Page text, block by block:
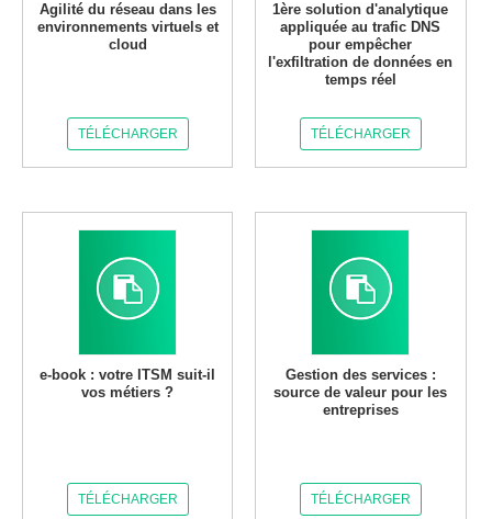
Agilité du réseau dans les
environnements virtuels et
cloud
TÉLÉCHARGER
1ère solution d'analytique
appliquée au trafic DNS
pour empêcher
l'exfiltration de données en
temps réel
TÉLÉCHARGER
e-book : votre ITSM suit-il
vos métiers ?
TÉLÉCHARGER
Gestion des services :
source de valeur pour les
entreprises
TÉLÉCHARGER